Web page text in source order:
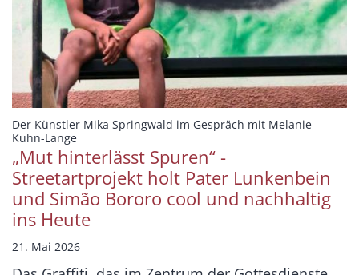
Der Künstler Mika Springwald im Gespräch mit Melanie
Kuhn-Lange:
„Mut hinterlässt Spuren“ -
Streetartprojekt holt Pater Lunkenbein
und Simão Bororo cool und nachhaltig
ins Heute
21. Mai 2026